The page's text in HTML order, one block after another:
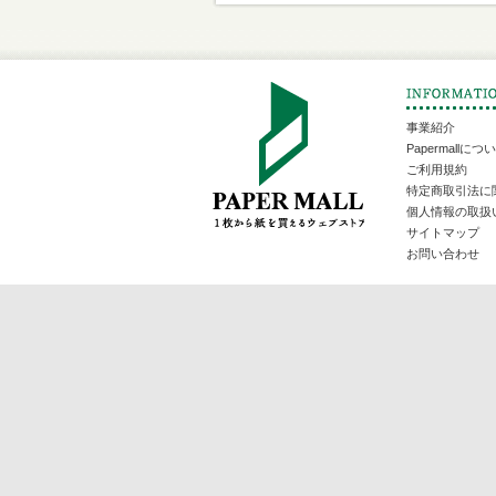
事業紹介
Papermallにつ
ご利用規約
特定商取引法に
個人情報の取扱
サイトマップ
お問い合わせ